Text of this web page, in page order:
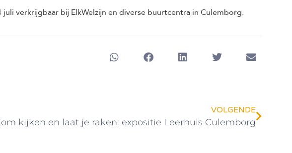
verkrijgbaar bij ElkWelzijn en diverse buurtcentra in Culemborg.
VOLGENDE
kijken en laat je raken: expositie Leerhuis Culemborg